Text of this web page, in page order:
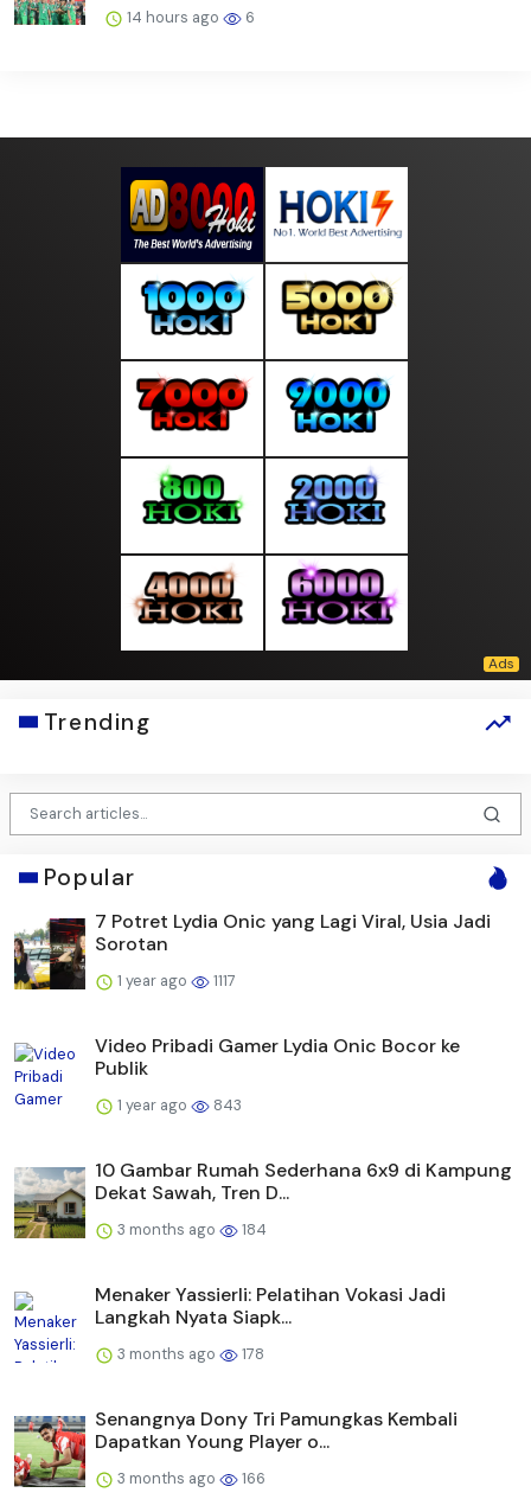
14 hours ago 6
Trending
Popular
7 Potret Lydia Onic yang Lagi Viral, Usia Jadi
Sorotan
1 year ago 1117
Video Pribadi Gamer Lydia Onic Bocor ke
Publik
1 year ago 843
10 Gambar Rumah Sederhana 6x9 di Kampung
Dekat Sawah, Tren D...
3 months ago 184
Menaker Yassierli: Pelatihan Vokasi Jadi
Langkah Nyata Siapk...
3 months ago 178
Senangnya Dony Tri Pamungkas Kembali
Dapatkan Young Player o...
3 months ago 166